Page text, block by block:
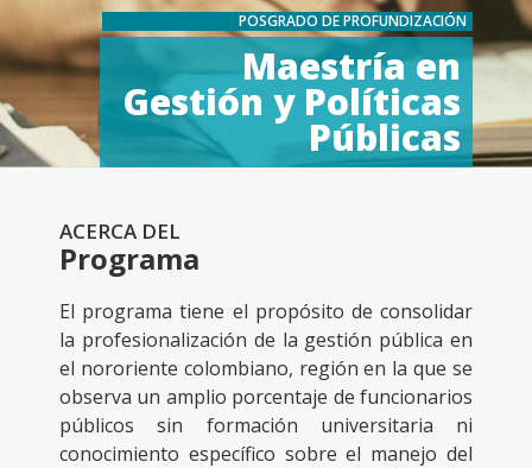
POSGRADO DE PROFUNDIZACIÓN
Maestría en
Gestión y Políticas
Públicas
ACERCA DEL
Programa
El programa tiene el propósito de consolidar
la profesionalización de la gestión pública en
el nororiente colombiano, región en la que se
observa un amplio porcentaje de funcionarios
públicos sin formación universitaria ni
conocimiento específico sobre el manejo del